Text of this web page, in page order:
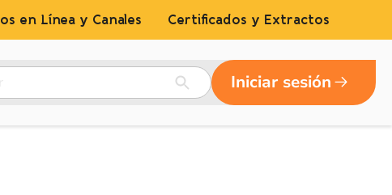
en Línea y Canales Certificados y Extractos
Iniciar sesión